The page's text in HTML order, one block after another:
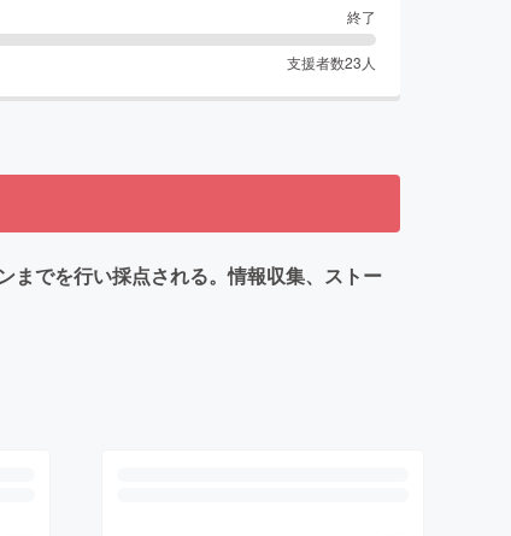
終了
支援者数23 人
までを行い採点される。情報収集、ストー